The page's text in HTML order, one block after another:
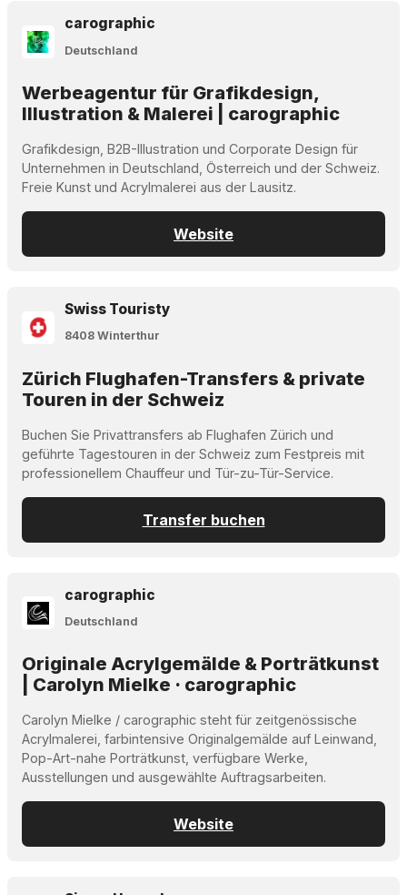
carographic
Deutschland
Werbeagentur für Grafikdesign,
Illustration & Malerei | carographic
Grafikdesign, B2B-Illustration und Corporate Design für
Unternehmen in Deutschland, Österreich und der Schweiz.
Freie Kunst und Acrylmalerei aus der Lausitz.
Website
Swiss Touristy
8408 Winterthur
Zürich Flughafen-Transfers & private
Touren in der Schweiz
Buchen Sie Privattransfers ab Flughafen Zürich und
geführte Tagestouren in der Schweiz zum Festpreis mit
professionellem Chauffeur und Tür-zu-Tür-Service.
Transfer buchen
carographic
Deutschland
Originale Acrylgemälde & Porträtkunst
| Carolyn Mielke · carographic
Carolyn Mielke / carographic steht für zeitgenössische
Acrylmalerei, farbintensive Originalgemälde auf Leinwand,
Pop-Art-nahe Porträtkunst, verfügbare Werke,
Ausstellungen und ausgewählte Auftragsarbeiten.
Website